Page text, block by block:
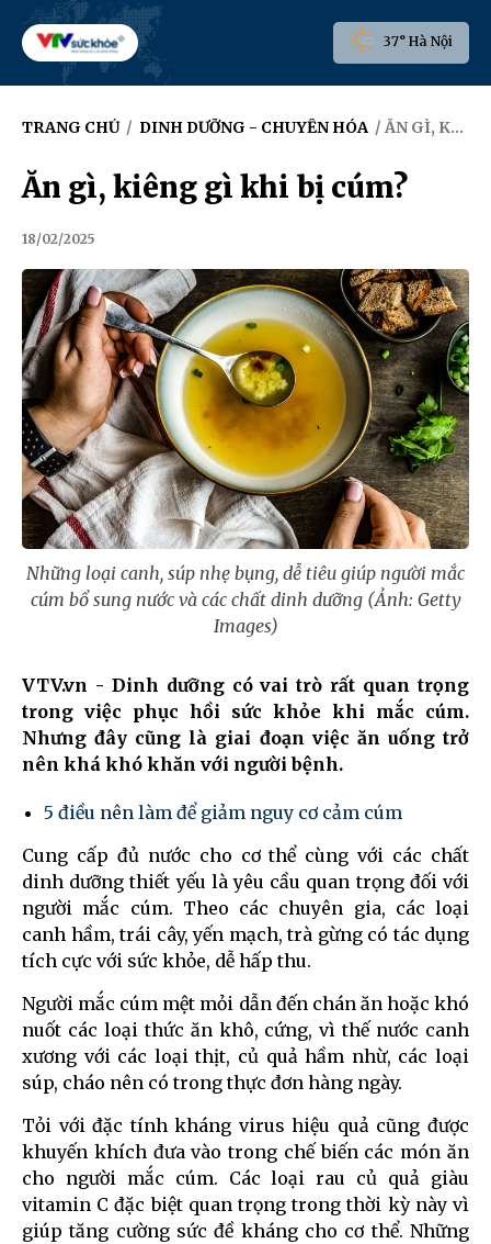
37° Hà Nội
TRANG CHỦ / DINH DƯỠNG - CHUYỂN HÓA / ĂN GÌ, KIÊNG GÌ KHI BỊ CÚM?
Ăn gì, kiêng gì khi bị cúm?
18/02/2025
Những loại canh, súp nhẹ bụng, dễ tiêu giúp người mắc
cúm bổ sung nước và các chất dinh dưỡng (Ảnh: Getty
Images)
VTV.vn - Dinh dưỡng có vai trò rất quan trọng
trong việc phục hồi sức khỏe khi mắc cúm.
Nhưng đây cũng là giai đoạn việc ăn uống trở
nên khá khó khăn với người bệnh.
5 điều nên làm để giảm nguy cơ cảm cúm
Cung cấp đủ nước cho cơ thể cùng với các chất
dinh dưỡng thiết yếu là yêu cầu quan trọng đối với
người mắc cúm. Theo các chuyên gia, các loại
canh hầm, trái cây, yến mạch, trà gừng có tác dụng
tích cực với sức khỏe, dễ hấp thu.
Người mắc cúm mệt mỏi dẫn đến chán ăn hoặc khó
nuốt các loại thức ăn khô, cứng, vì thế nước canh
xương với các loại thịt, củ quả hầm nhừ, các loại
súp, cháo nên có trong thực đơn hàng ngày.
Tỏi với đặc tính kháng virus hiệu quả cũng được
khuyến khích đưa vào trong chế biến các món ăn
cho người mắc cúm. Các loại rau củ quả giàu
vitamin C đặc biệt quan trọng trong thời kỳ này vì
giúp tăng cường sức đề kháng cho cơ thể. Những